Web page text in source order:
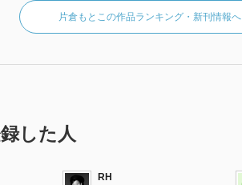
片倉もとこの作品ランキング・新刊情報へ
した人
RH